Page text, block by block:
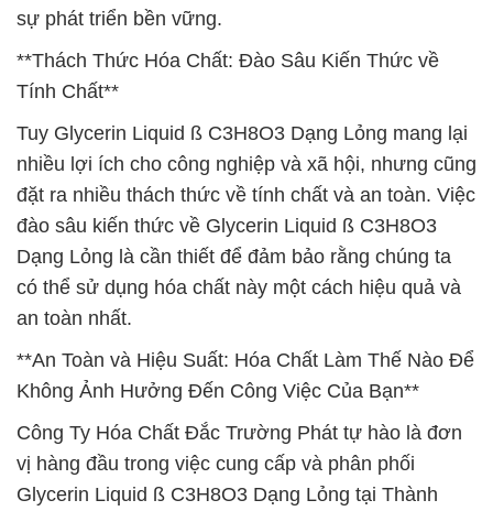
sự phát triển bền vững.
**Thách Thức Hóa Chất: Đào Sâu Kiến Thức về
Tính Chất**
Tuy Glycerin Liquid ß C3H8O3 Dạng Lỏng mang lại
nhiều lợi ích cho công nghiệp và xã hội, nhưng cũng
đặt ra nhiều thách thức về tính chất và an toàn. Việc
đào sâu kiến thức về Glycerin Liquid ß C3H8O3
Dạng Lỏng là cần thiết để đảm bảo rằng chúng ta
có thể sử dụng hóa chất này một cách hiệu quả và
an toàn nhất.
**An Toàn và Hiệu Suất: Hóa Chất Làm Thế Nào Để
Không Ảnh Hưởng Đến Công Việc Của Bạn**
Công Ty Hóa Chất Đắc Trường Phát tự hào là đơn
vị hàng đầu trong việc cung cấp và phân phối
Glycerin Liquid ß C3H8O3 Dạng Lỏng tại Thành